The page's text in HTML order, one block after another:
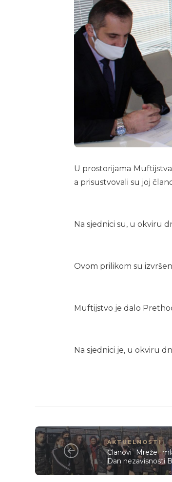
U prostorijama
a prisustvovali su joj
Na sjednici su, u okviru
Ovom prilikom su
Muftijstvo je dalo
Na sjednici je, u okviru
AKTUELNOSTI
Članovi Mreže
Dan nezavisnosti